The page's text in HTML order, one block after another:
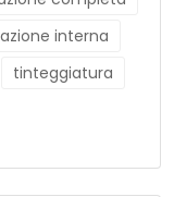
interna
tinteggiatura